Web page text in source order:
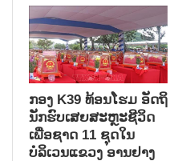
ກອງ K39 ທ້ອນໂຮມ ອັດຖິ
ນັກຮົບເສຍສະຫຼະຊີວິດ
ເພື່ອຊາດ 11 ຊຸດໃນ
ບໍລິເວນແຂວງ ອານຢາງ